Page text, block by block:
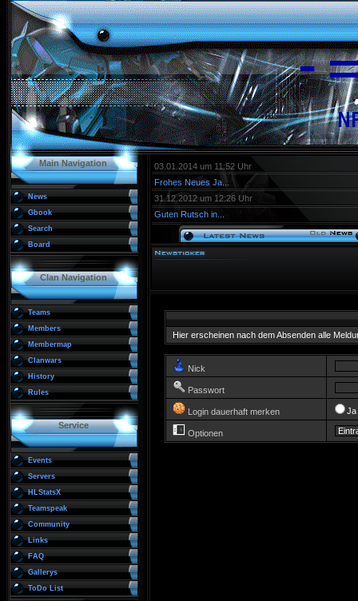
Main Navigation
News
Gbook
Search
Board
Clan Navigation
Teams
Members
Membermap
Clanwars
History
Rules
Service
Events
Servers
HLStatsX
Teamspeak
Community
Links
FAQ
Gallerys
ToDo List
03.01.2014 um 11:52 Uhr
Frohes Neues Ja...
31.12.2012 um 12:26 Uhr
Guten Rutsch in...
Hier erscheinen nach dem Absenden alle
Nick
Passwort
Login dauerhaft merken Ja
Optionen